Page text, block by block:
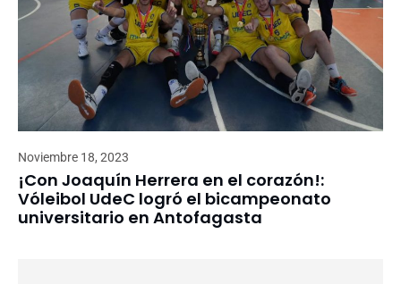
Noviembre 18, 2023
¡Con Joaquín Herrera en el corazón!:
Vóleibol UdeC logró el bicampeonato
universitario en Antofagasta